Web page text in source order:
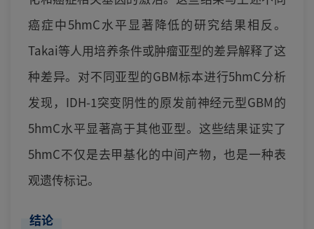
癌症中5hmC水平显著降低的研究结果相反。
Takai等人用培养条件或肿瘤亚型的差异解释了这
种差异。对不同亚型的GBM标本进行5hmC分析
发现，IDH-1突变阴性的原发前神经元型GBM的
5hmC水平显著高于其他亚型。这些结果证实了
5hmC不仅是去甲基化的中间产物，也是一种表
观遗传标记。
结论